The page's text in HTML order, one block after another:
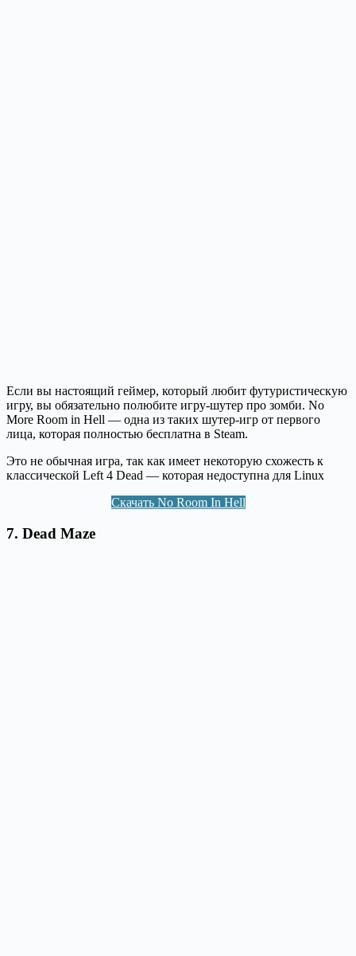
Если вы настоящий геймер, который любит футуристическую
игру, вы обязательно полюбите игру-шутер про зомби. No
More Room in Hell — одна из таких шутер-игр от первого
лица, которая полностью бесплатна в Steam.
Это не обычная игра, так как имеет некоторую схожесть к
классической Left 4 Dead — которая недоступна для Linux
Скачать No Room In Hell
7. Dead Maze